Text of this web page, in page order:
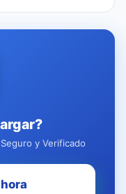
y Verificado